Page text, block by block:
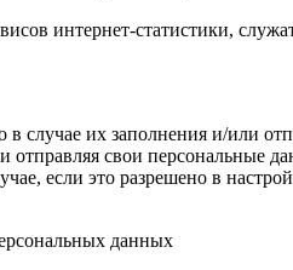
интернет-статистики,
случае их заполнения и/или
свои персональные
если это разрешено в
данных